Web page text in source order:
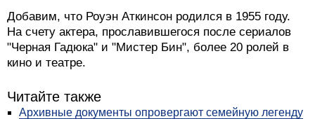
Добавим, что Роуэн Аткинсон родился в 1955 году.
На счету актера, прославившегося после сериалов
"Черная Гадюка" и "Мистер Бин", более 20 ролей в
кино и театре.
Читайте также
Архивные документы опровергают семейную легенду